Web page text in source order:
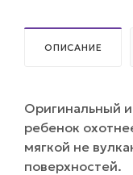
ОПИСАНИЕ
Оригинальный
ребенок
мягкой не
поверхностей.